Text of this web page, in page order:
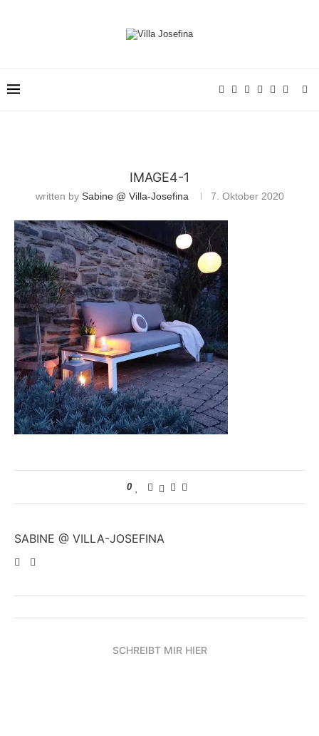
IMAGE4-1
written by Sabine @ Villa-Josefina 7. Oktober 2020
0
SABINE @ VILLA-JOSEFINA
SCHREIBT MIR HIER